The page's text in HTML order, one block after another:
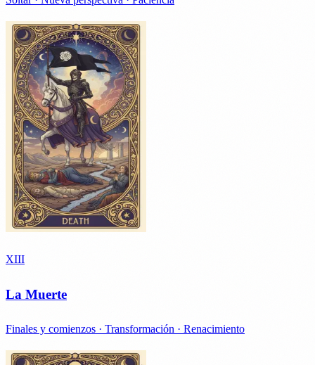
XIII
La Muerte
Finales y comienzos · Transformación · Renacimiento